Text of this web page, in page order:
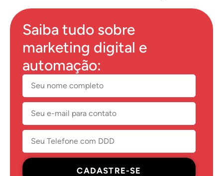
Saiba tudo sobre
marketing digital e
automação:
CADASTRE-SE